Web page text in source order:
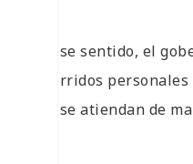
En ese sentido, el
recorridos
que se atiendan de